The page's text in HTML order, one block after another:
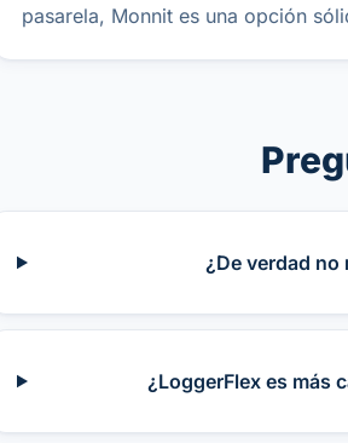
pasarela, Monnit es una opción
¿De verdad no
¿LoggerFlex es más